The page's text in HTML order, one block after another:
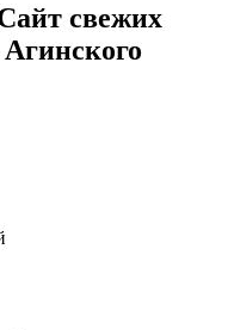
свежих